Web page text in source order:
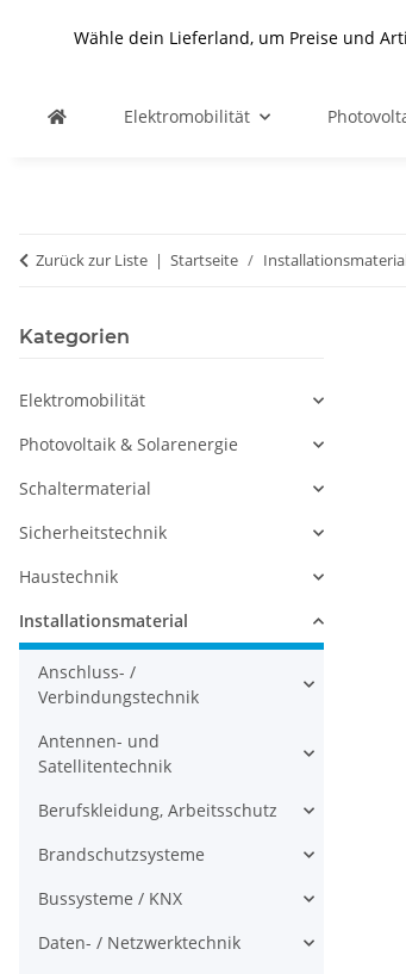
Wähle dein Lieferland, um Preise und
Elektromobilität
Zurück zur Liste Startseite
Kategorien
Elektromobilität
Photovoltaik & Solarenergie
Schaltermaterial
Sicherheitstechnik
Haustechnik
Installationsmaterial
Anschluss- /
Verbindungstechnik
Antennen- und
Satellitentechnik
Berufskleidung, Arbeitsschutz
Brandschutzsysteme
Bussysteme / KNX
Daten- / Netzwerktechnik